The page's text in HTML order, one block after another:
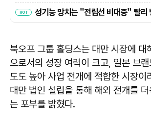
북오프 그룹 홀딩스는 대만 시장에 대
으로서의 성장 여력이 크고, 일본 브랜
도도 높아 사업 전개에 적합한 시장이
대만 법인 설립을 통해 해외 전개를
는 포부를 밝혔다.